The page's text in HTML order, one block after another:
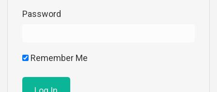
Password
Remember Me